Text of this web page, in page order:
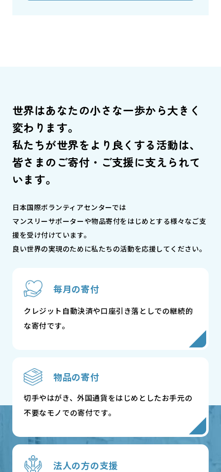
世界はあなたの小さな一歩から大きく
変わります。
私たちが世界をより良くする活動は、
皆さまのご寄付・ご支援に支えられて
います。
日本国際ボランティアセンターでは
マンスリーサポーターや物品寄付をはじめとする様々なご支
援を受け付けています。
良い世界の実現のために私たちの活動を応援してください。
毎月の寄付
クレジット自動決済や口座引き落としでの継続的
な寄付です。
物品の寄付
切手やはがき、外国通貨をはじめとしたお手元の
不要なモノでの寄付です。
法人の方の支援